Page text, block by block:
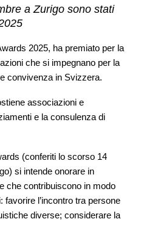
a Zurigo sono stati
2025, ha premiato per la
che si impegnano per la
convivenza in Svizzera.
associazioni e
e la consulenza di
(conferiti lo scorso 14
si intende onorare in
che contribuiscono in modo
l’incontro tra persone
diverse; considerare la